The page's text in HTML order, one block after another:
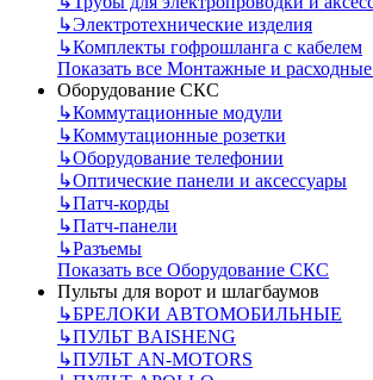
↳Электротехнические изделия
↳Комплекты гофрошланга с кабелем
Показать все Монтажные и
Оборудование СКС
↳Коммутационные модули
↳Коммутационные розетки
↳Оборудование телефонии
↳Оптические панели и аксессуары
↳Патч-корды
↳Патч-панели
↳Разъемы
Показать все Оборудование СКС
Пульты для ворот и шлагбаумов
↳БРЕЛОКИ АВТОМОБИЛЬНЫЕ
↳ПУЛЬТ BAISHENG
↳ПУЛЬТ AN-MOTORS